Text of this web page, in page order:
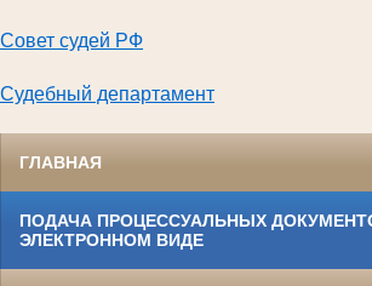
Совет судей РФ
Судебный департамент
ГЛАВНАЯ
ПОДАЧА ПРОЦЕССУАЛЬНЫХ
ЭЛЕКТРОННОМ ВИДЕ